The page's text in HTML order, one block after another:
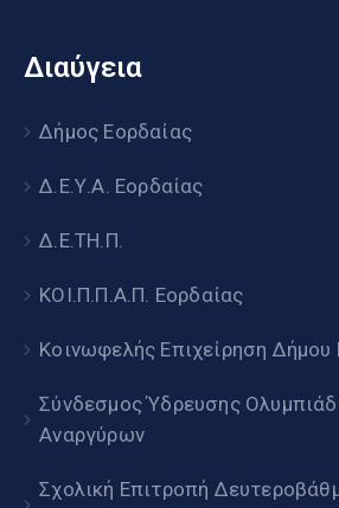
Διαύγεια
Δήμος Εορδαίας
Δ.Ε.Υ.Α. Εορδαίας
Δ.Ε.ΤΗ.Π.
ΚΟΙ.Π.Π.Α.Π. Εορδαίας
Κοινωφελής Επιχείρηση Δήμου
Σύνδεσμος Ύδρευσης
Αναργύρων
Σχολική Επιτροπή